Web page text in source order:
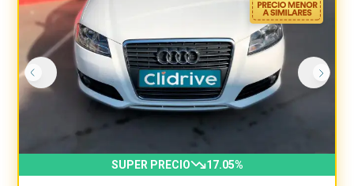
SUPER PRECIO 17.05%